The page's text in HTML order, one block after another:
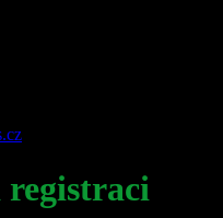
registraci